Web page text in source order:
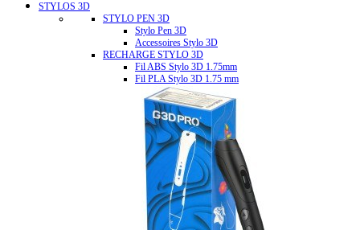
STYLOS 3D
STYLO PEN 3D
Stylo Pen 3D
Accessoires Stylo 3D
RECHARGE STYLO 3D
Fil ABS Stylo 3D 1.75mm
Fil PLA Stylo 3D 1.75 mm